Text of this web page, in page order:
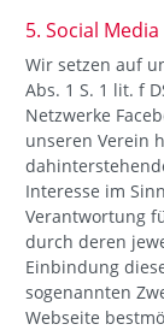
5. Social
Wir setzen auf
Abs. 1 S. 1 lit. f
Netzwerke
unseren Verein
Interesse im
Verantwortung
durch deren
Einbindung
sogenannten
Webseite